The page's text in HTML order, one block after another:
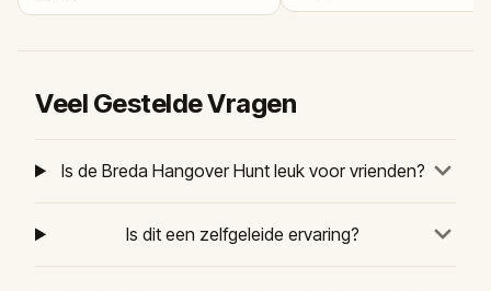
Veel Gestelde Vragen
Is de Breda Hangover Hunt leuk voor vrienden?
Is dit een zelfgeleide ervaring?